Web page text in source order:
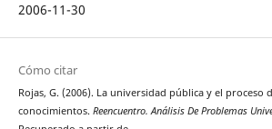
2006-11-30
Cómo citar
Rojas, G. (2006). La universidad pública y el proceso
conocimientos. Reencuentro. Análisis De Problemas